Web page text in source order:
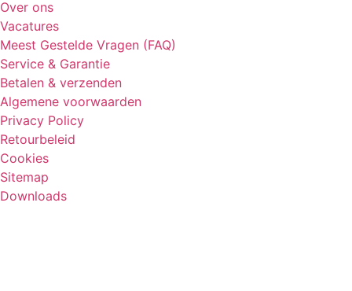
Over ons
Vacatures
Meest Gestelde Vragen (FAQ)
Service & Garantie
Betalen & verzenden
Algemene voorwaarden
Privacy Policy
Retourbeleid
Cookies
Sitemap
Downloads